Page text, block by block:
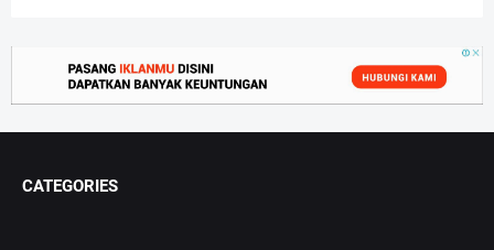
CATEGORIES